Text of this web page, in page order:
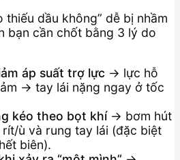
thiếu dầu không” dễ bị nhầm
bạn cần chốt bằng 3 lý do
áp suất trợ lực → lực hỗ
→ tay lái nặng ngay ở tốc
kéo theo bọt khí→ bơm hút
ù và rung tay lái (đặc biệt
biên).